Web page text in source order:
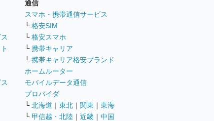
通信
スマホ・携帯通信サービス
└ 格安SIM
└ 格安スマホ
└ 携帯キャリア
└ 携帯キャリア格安ブランド
ホームルーター
モバイルデータ通信
プロバイダ
└ 北海道 ｜ 東北 ｜ 関東 ｜ 東海
└ 甲信越・北陸 ｜ 近畿 ｜ 中国